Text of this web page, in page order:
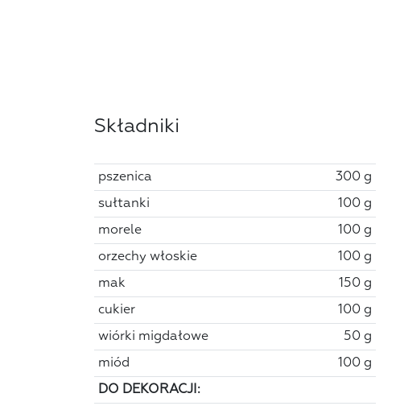
Składniki
pszenica 300 g
sułtanki 100 g
morele 100 g
orzechy włoskie 100 g
mak 150 g
cukier 100 g
wiórki migdałowe 50 g
miód 100 g
DO DEKORACJI: